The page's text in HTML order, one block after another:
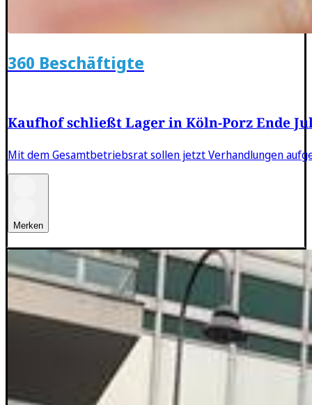
360 Beschäftigte
Kaufhof schließt Lager in Köln-Porz Ende
Mit dem Gesamtbetriebsrat sollen jetzt Verhandlungen
Merken